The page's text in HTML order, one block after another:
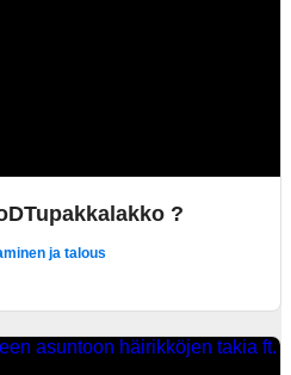
?
ja talous